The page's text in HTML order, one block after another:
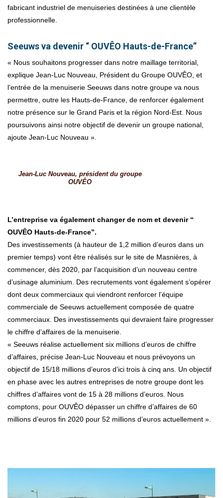
fabricant industriel de menuiseries destinées à une clientèle
professionnelle.
Seeuws va devenir “ OUVÊO Hauts-de-France”
« Nous souhaitons progresser dans notre maillage territorial,
explique Jean-Luc Nouveau, Président du Groupe OUVÊO, et
l’entrée de la menuiserie Seeuws dans notre groupe va nous
permettre, outre les Hauts-de-France, de renforcer également
notre présence sur le Grand Paris et la région Nord-Est. Nous
poursuivons ainsi notre objectif de devenir un groupe national,
ajoute Jean-Luc Nouveau ».
Jean-Luc Nouveau, président du groupe
OUVÊO
L’entreprise va également changer de nom et devenir “
OUVÊO Hauts-de-France”.
Des investissements (à hauteur de 1,2 million d’euros dans un
premier temps) vont être réalisés sur le site de Masnières, à
commencer, dès 2020, par l’acquisition d’un nouveau centre
d’usinage aluminium. Des recrutements vont également s’opérer
dont deux commerciaux qui viendront renforcer l’équipe
commerciale de Seeuws actuellement composée de quatre
commerciaux. Des investissements qui devraient faire progresser
le chiffre d’affaires de la menuiserie.
« Seeuws réalise actuellement six millions d’euros de chiffre
d’affaires, précise Jean-Luc Nouveau et nous prévoyons un
objectif de 15/18 millions d’euros d’ici trois à cinq ans. Un objectif
en phase avec les autres entreprises de notre groupe dont les
chiffres d’affaires vont de 15 à 28 millions d’euros. Nous
comptons, pour OUVÊO dépasser un chiffre d’affaires de 60
millions d’euros fin 2020 pour 52 millions d’euros actuellement ».